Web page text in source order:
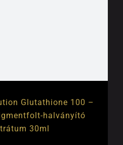
Glutathione 100 –
halványító
30ml